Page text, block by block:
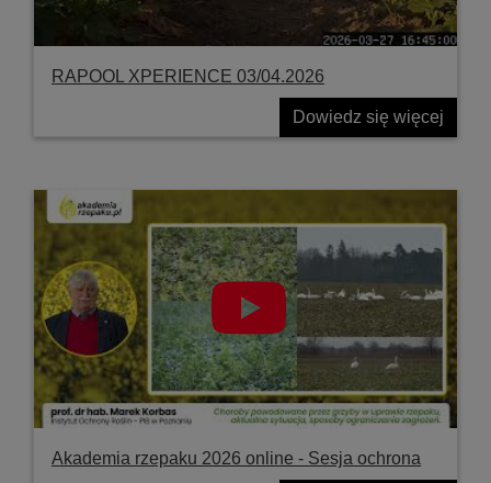
RAPOOL XPERIENCE 03/04.2026
Dowiedz się więcej
Akademia rzepaku 2026 online - Sesja ochrona